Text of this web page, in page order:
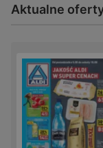
Aktualne